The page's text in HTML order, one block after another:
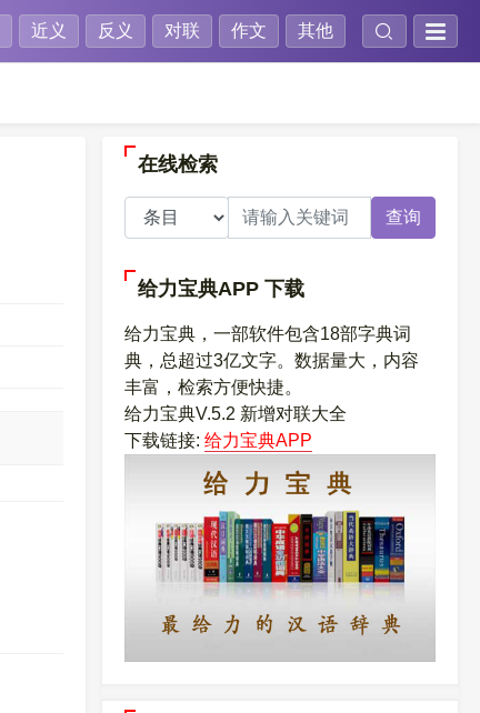
近义 反义 对联 作文 其他
在线检索
查询
给力宝典APP 下载
给力宝典，一部软件包含18部字典词
典，总超过3亿文字。数据量大，内容
丰富，检索方便快捷。
给力宝典V.5.2 新增对联大全
下载链接: 给力宝典APP